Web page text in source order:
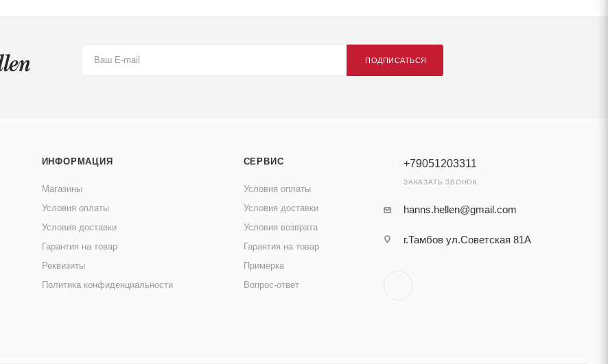
ПОДПИСАТЬСЯ
ИНФОРМАЦИЯ
Магазины
Условия оплаты
Условия доставки
Гарантия на товар
Реквизиты
Политика конфиденциальности
СЕРВИС
Условия оплаты
Условия доставки
Условия возврата
Гарантия на товар
Примерка
Вопрос-ответ
+79051203311
ЗАКАЗАТЬ ЗВОНОК
hanns.hellen@gmail.com
г.Тамбов ул.Советская 81А